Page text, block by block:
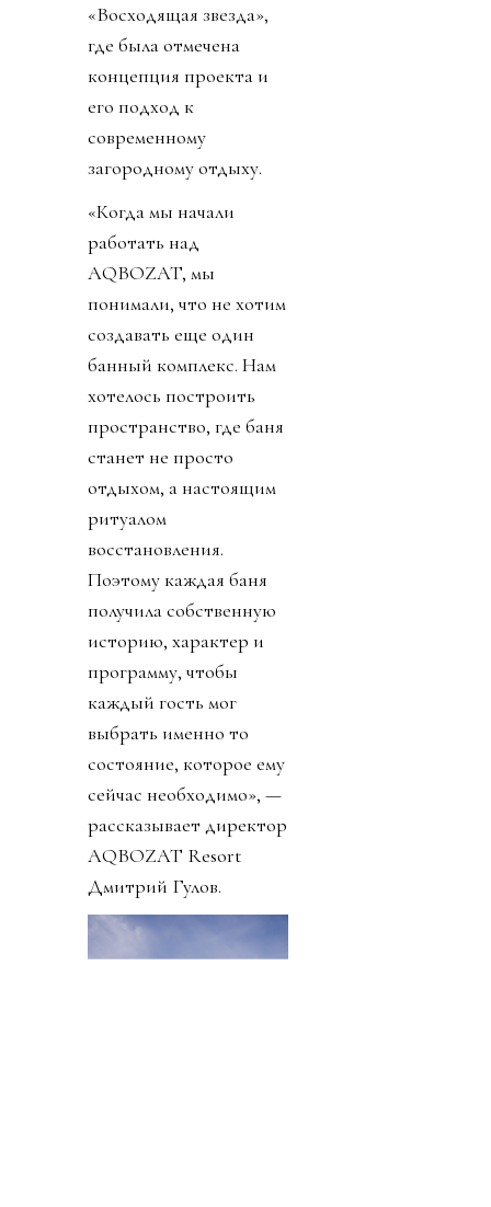
«Восходящая звезда»,
где была отмечена
концепция проекта и
его подход к
современному
загородному отдыху.
«Когда мы начали
работать над
AQBOZAT, мы
понимали, что не хотим
создавать еще один
банный комплекс. Нам
хотелось построить
пространство, где баня
станет не просто
отдыхом, а настоящим
ритуалом
восстановления.
Поэтому каждая баня
получила собственную
историю, характер и
программу, чтобы
каждый гость мог
выбрать именно то
состояние, которое ему
сейчас необходимо», —
рассказывает директор
AQBOZAT Resort
Дмитрий Гулов.